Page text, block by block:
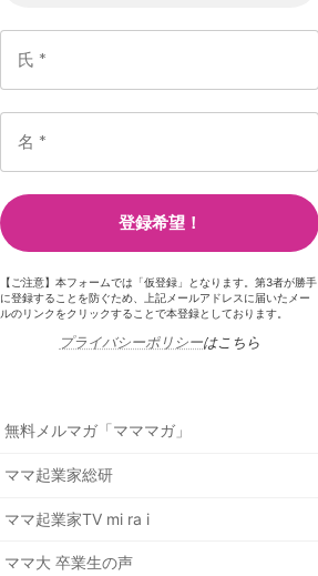
【ご注意】本フォームでは「仮登録」となります。第3者が勝手
に登録することを防ぐため、上記メールアドレスに届いたメー
ルのリンクをクリックすることで本登録としております。
プライバシーポリシーはこちら
無料メルマガ「マママガ」
ママ起業家総研
ママ起業家TV mi ra i
ママ大 卒業生の声